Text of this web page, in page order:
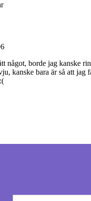
något, borde jag kanske
kanske bara är så att jag